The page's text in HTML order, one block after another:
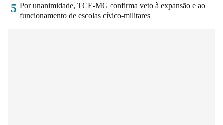
5 Por unanimidade, TCE-MG confirma veto à expansão e ao
funcionamento de escolas cívico-militares